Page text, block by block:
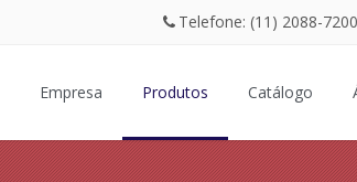
Telefone: (11) 2088-7200
Empresa Produtos Catálogo